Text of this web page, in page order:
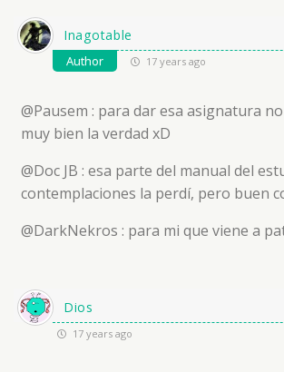
Inagotable
Author 17 years ago
@Pausem : para dar esa asignatura
muy bien la verdad xD
@Doc JB : esa parte del manual del
contemplaciones la perdí, pero buen
@DarkNekros : para mi que viene a
Dios
17 years ago